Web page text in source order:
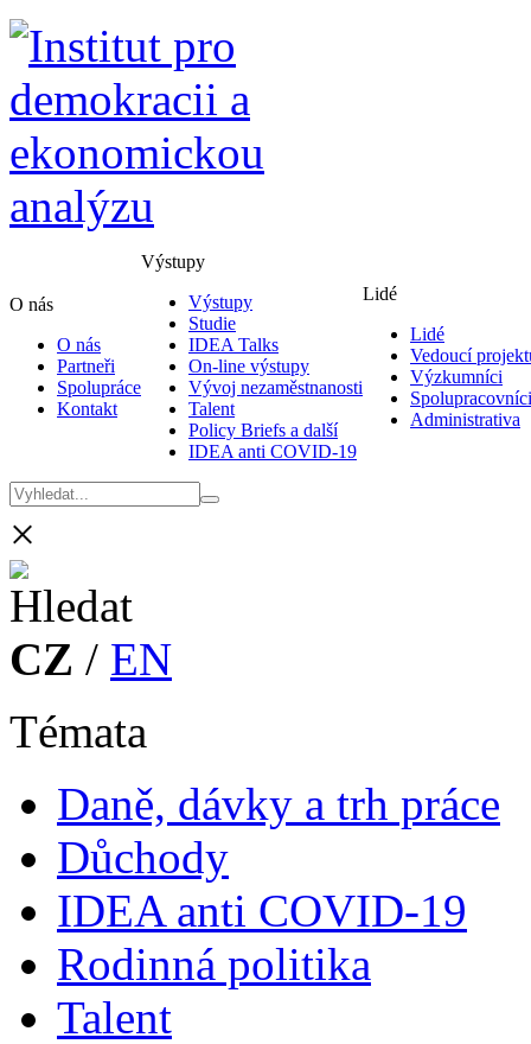
O nás
O nás
Partneři
Spolupráce
Kontakt
Výstupy
Výstupy
Studie
IDEA Talks
On-line výstupy
Vývoj nezaměstnanosti
Talent
Policy Briefs a další
IDEA anti COVID-19
Lidé
Lidé
Vedoucí
Výzkumníci
Spolupracovníci
Administrativa
×
CZ / EN
Témata
Daně, dávky a trh práce
Důchody
IDEA anti COVID-19
Rodinná politika
Talent